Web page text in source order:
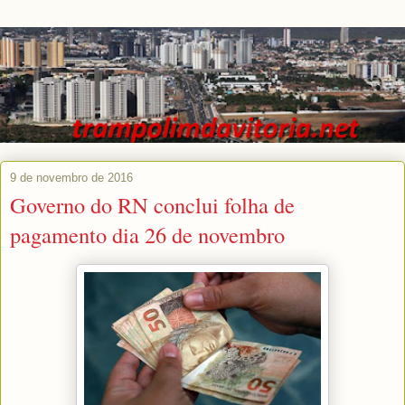
9 de novembro de 2016
Governo do RN conclui folha de
pagamento dia 26 de novembro